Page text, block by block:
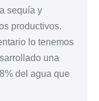
sequía y
productivos.
lo tenemos
una
del agua que